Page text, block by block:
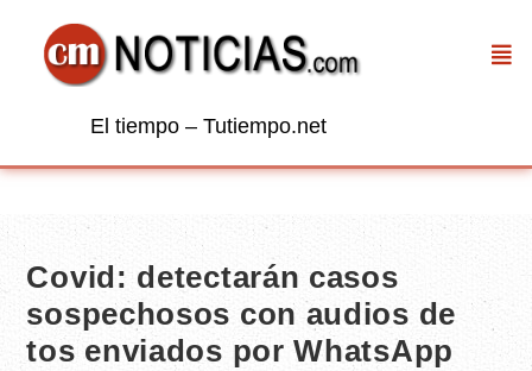
El tiempo – Tutiempo.net
Covid: detectarán casos
sospechosos con audios de
tos enviados por WhatsApp